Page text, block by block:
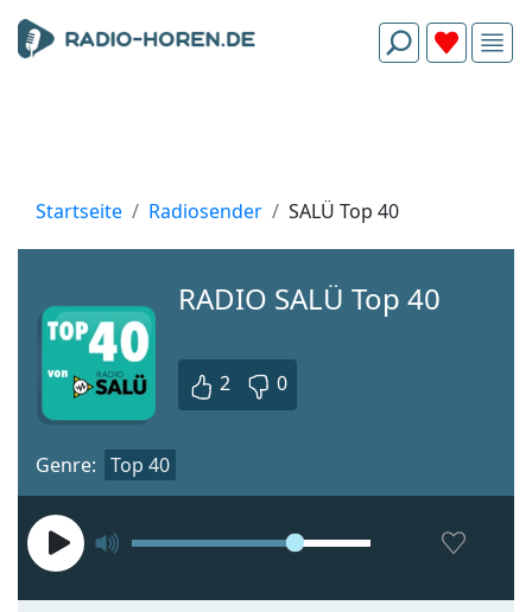
Startseite Radiosender SALÜ Top 40
RADIO SALÜ Top 40
2 0
Genre: Top 40